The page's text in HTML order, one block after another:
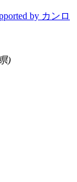
by カンロ
)